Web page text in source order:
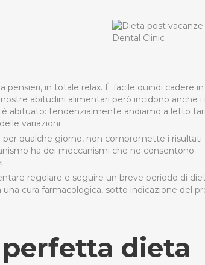
pensieri, in totale relax. È facile quindi cadere in
abitudini alimentari però incidono anche i
abituato: tendenzialmente andiamo a letto
variazioni.
qualche giorno, non compromette i risultati
ha dei meccanismi che ne consentono
regolare e seguire un breve periodo di
cura farmacologica, sotto indicazione del
dieta